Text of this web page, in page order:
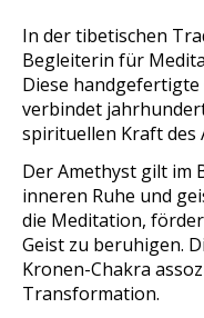
In der tibetischen
Begleiterin für
Diese
verbindet
spirituellen Kraft des
Der Amethyst gilt im
inneren Ruhe und
die Meditation,
Geist zu beruhigen.
Kronen-Chakra
Transformation.